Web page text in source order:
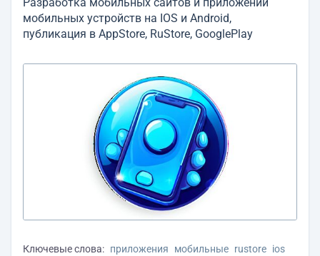
мобильных устройств на IOS и Android,
публикация в AppStore, RuStore, GooglePlay
Ключевые слова: приложения мобильные rustore ios